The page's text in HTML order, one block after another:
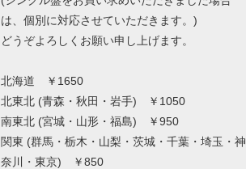
は、個別に対応させていただきます。)
どうぞよろしくお願い申し上げます。
北海道 ￥1650
北東北 (青森・秋田・岩手) ￥1050
南東北 (宮城・山形・福島) ￥950
関東 (群馬・栃木・山梨・茨城・千葉・埼玉・神
奈川・東京) ￥850